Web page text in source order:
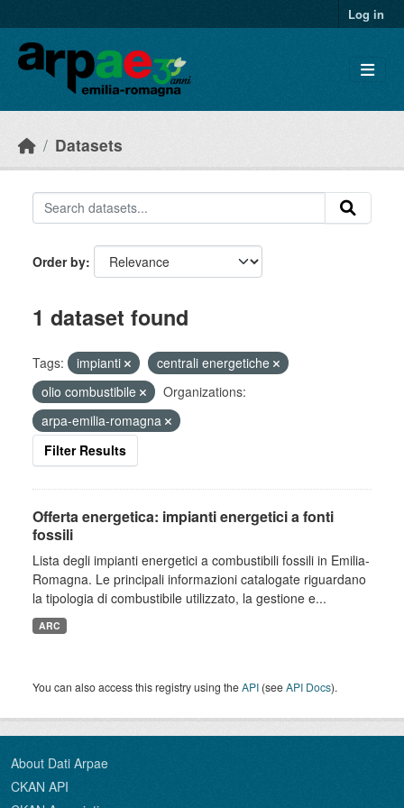
Log in
Datasets
Order by
1 dataset found
Tags: impianti
centrali energetiche
olio combustibile
Organizations:
arpa-emilia-romagna
Filter Results
Offerta energetica: impianti energetici a fonti
fossili
Lista degli impianti energetici a combustibili fossili in Emilia-
Romagna. Le principali informazioni catalogate riguardano
la tipologia di combustibile utilizzato, la gestione e...
ARC
You can also access this registry using theAPI (seeAPI Docs).
About Dati Arpae
CKAN API